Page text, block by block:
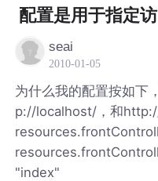
配置是用于指定
seai
2010-01-05
为什么我的配置按如下
p://localhost/，和
"index"